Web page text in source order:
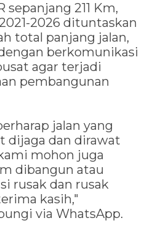
211 Km,
2026 dituntaskan
total panjang jalan,
berkomunikasi
agar terjadi
pembangunan
jalan yang
dijaga dan dirawat
mohon juga
dibangun atau
rusak dan rusak
kasih,"
via WhatsApp.